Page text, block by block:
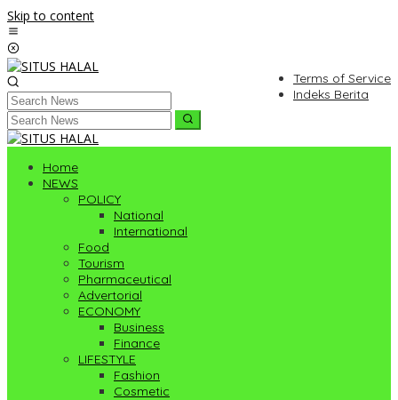
Skip to content
Terms of Service
Indeks Berita
Home
NEWS
POLICY
National
International
Food
Tourism
Pharmaceutical
Advertorial
ECONOMY
Business
Finance
LIFESTYLE
Fashion
Cosmetic